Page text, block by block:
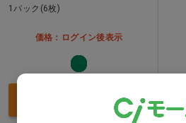
1パック(6枚)
価格：ログイン後表示